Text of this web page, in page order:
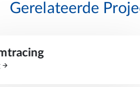
Gerelateerde
Isoleren van 12